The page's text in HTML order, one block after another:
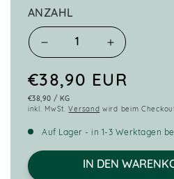
ANZAHL
Verringere
Menge
für
Rib
Bone
In
Erhöhe
Menge
Rib
Bone
In
Normaler
Preis
€38,90 EUR
GRUNDPREIS
€38,90 / PRO
KG
inkl. MwSt.Versand wird beim
Auf Lager - in 1-3 Werktagen
IN DEN